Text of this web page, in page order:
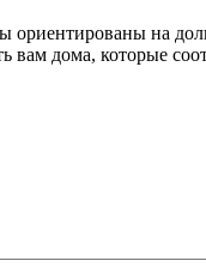
на
дома, которые